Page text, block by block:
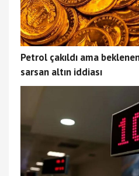
Petrol çakıldı ama
sarsan altın iddiası